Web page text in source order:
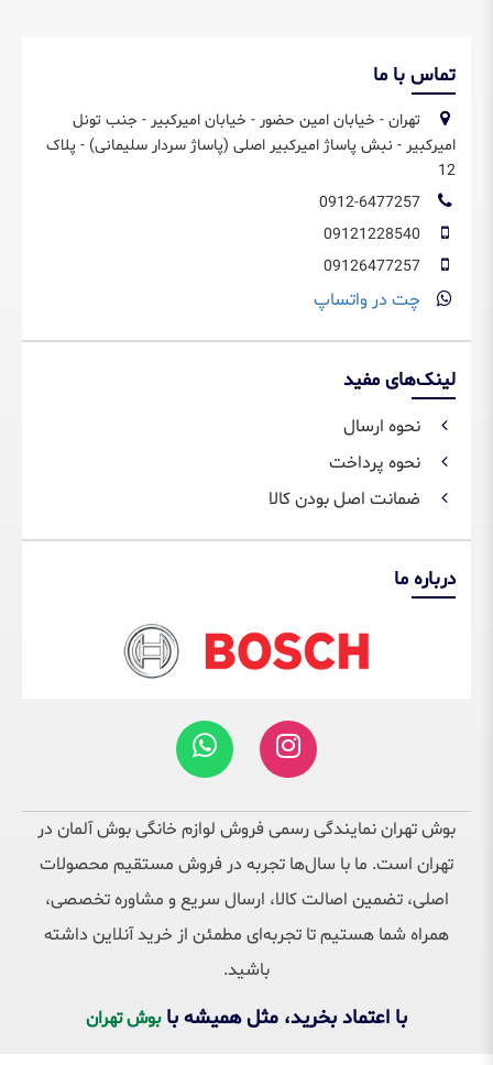
تماس با ما
تهران - خیابان امین حضور - خیابان امیرکبیر - جنب تونل
امیرکبیر - نبش پاساژ امیرکبیر اصلی (پاساژ سردار سلیمانی) - پلاک
12
چت در واتساپ
لینک‌های مفید
نحوه ارسال
نحوه پرداخت
ضمانت اصل بودن کالا
درباره ما
بوش تهران نمایندگی رسمی فروش لوازم خانگی بوش آلمان در
تهران است. ما با سال‌ها تجربه در فروش مستقیم محصولات
اصلی، تضمین اصالت کالا، ارسال سریع و مشاوره تخصصی،
همراه شما هستیم تا تجربه‌ای مطمئن از خرید آنلاین داشته
باشید.
با اعتماد بخرید، مثل همیشه بابوش تهران